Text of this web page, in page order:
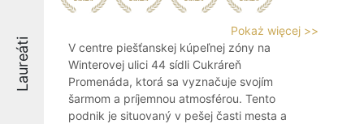
Laureáti
Pokaż więcej >>
V centre piešťanskej kúpeľnej zóny na
Winterovej ulici 44 sídli Cukráreň
Promenáda, ktorá sa vyznačuje svojím
šarmom a príjemnou atmosférou. Tento
podnik je situovaný v pešej časti mesta a